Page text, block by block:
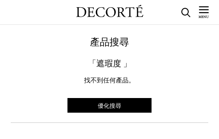
產品搜尋
「遮瑕度 」
找不到任何產品。
優化搜尋